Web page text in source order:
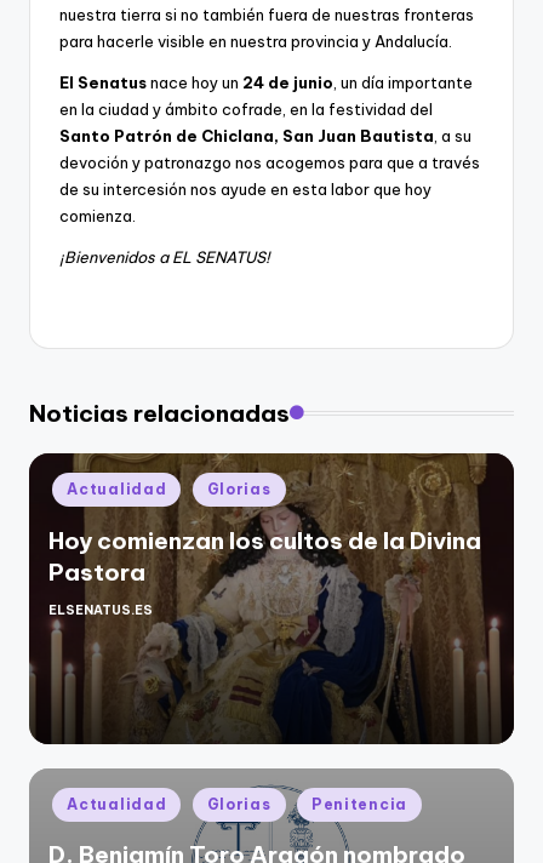
nuestra tierra si no también fuera de nuestras fronteras
para hacerle visible en nuestra provincia y Andalucía.
El Senatusnace hoy un 24 de junio, un día importante
en la ciudad y ámbito cofrade, en la festividad del
Santo Patrón de Chiclana, San Juan Bautista, a su
devoción y patronazgo nos acogemos para que a través
de su intercesión nos ayude en esta labor que hoy
comienza.
¡Bienvenidos a EL SENATUS!
Noticias relacionadas
Publicado
en
Actualidad Glorias
Hoy comienzan los cultos de la Divina
Pastora
Publicado
por
ELSENATUS.ES
Publicado
en
Actualidad Glorias Penitencia
D. Benjamín Toro Aragón nombrado